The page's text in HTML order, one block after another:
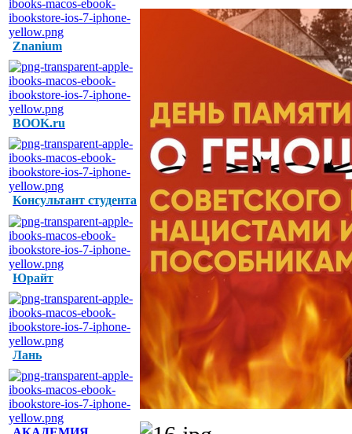
Znanium
BOOK.ru
Консультант студента
Юрайт
Лань